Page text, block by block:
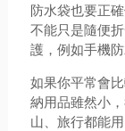
防水袋也要正
不能只是隨便
護，例如手機
如果你平常會
納用品雖然小
山、旅行都能